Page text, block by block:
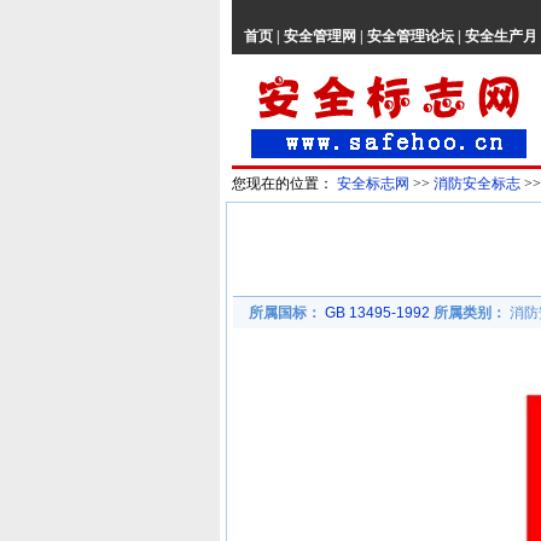
首页 安全管理网 安全管理论坛 安全生产月
您现在的位置： 安全标志网 >> 消防安全标志
所属国标： GB 13495-1992 所属类别： 消